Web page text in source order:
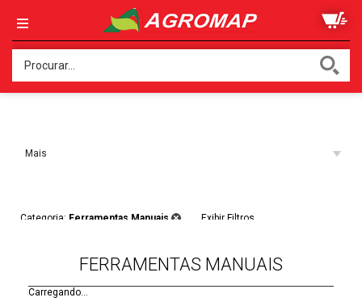
Mais
Categoria: Ferramentas Manuais Exibir Filtros
FERRAMENTAS MANUAIS
Carregando...